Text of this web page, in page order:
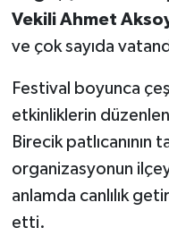
Vekili Ahmet
ve çok sayıda
Festival boyunca
etkinliklerin
Birecik patlıcanının
organizasyonun
anlamda canlılık
etti.